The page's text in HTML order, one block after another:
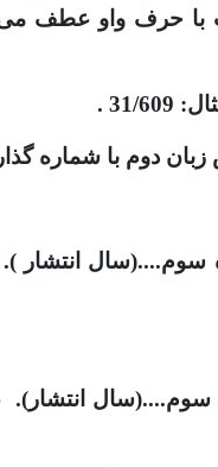
حرف واو عطف
سوم....(سال انتشار
سوم....(سال